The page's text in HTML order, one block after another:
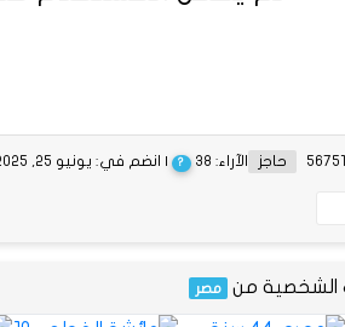
الآراء: 38 ? | انضم في: يونيو 25, 2025 حاجز
الشخصية من مصر